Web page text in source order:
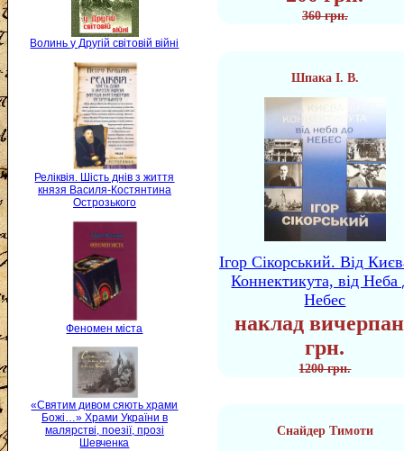
Волинь у Другій світовій війні
Реліквія. Шість днів з життя
князя Василя-Костянтина
Острозького
Феномен міста
«Святим дивом сяють храми
Божі…» Храми України в
малярстві, поезії, прозі
Шевченка
360 грн.
Шпака І. В.
Ігор Сікорський. Від
Коннектикута, від Неба
Небес
наклад
грн.
1200 грн.
Снайдер Тимоти